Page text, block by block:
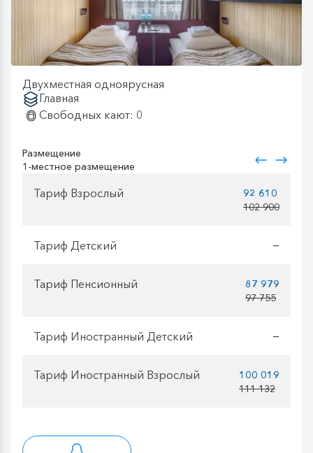
Двухместная одноярусная
Главная
Свободных кают: 0
Размещение
1-местное размещение
Тариф Взрослый
92 610
102 900
Тариф Детский —
Тариф Пенсионный
87 979
97 755
Тариф Иностранный Детский —
Тариф Иностранный Взрослый
100 019
111 132